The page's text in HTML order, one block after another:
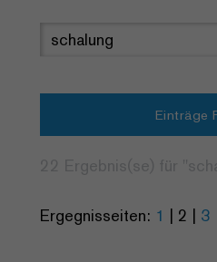
Einträge
Ergegnisseiten: 1 | 2 | 3